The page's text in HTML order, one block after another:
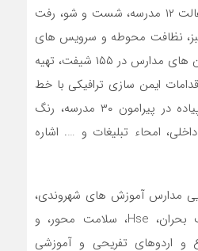
به اتمام اجرای روکش آسفالت ۱۲ مدرسه، شست و شو، رفت
نظافت محوطه و سرویس های
بهداشتی ۱۲۸ باب ساختمان های مدارس در ۱۵۵ شیفت، تهیه
اقدامات ایمن سازی ترافیکی با خط
کشی، اجرای بلوک عابر پیاده در پیرامون ۳۰ مدرسه، رنگ
امحاء تبلیغات و …. اشاره
مدارس آموزش های شهروندی،
مدیریت پسماند، مدیریت بحران، Hse، سلامت محور، و
و اردوهای تفریحی و آموزشی